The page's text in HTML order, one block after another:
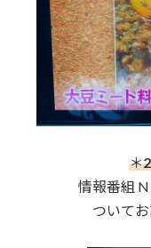
＊
情報番組
ついて